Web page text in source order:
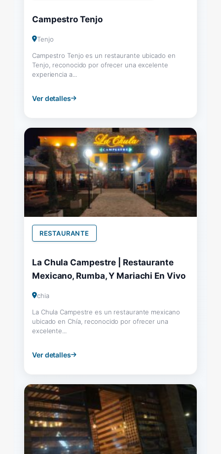
Campestro Tenjo
Tenjo
Campestro Tenjo es un restaurante ubicado en
Tenjo, reconocido por ofrecer una excelente
experiencia a...
Ver detalles
RESTAURANTE
La Chula Campestre | Restaurante
Mexicano, Rumba, Y Mariachi En Vivo
chia
La Chula Campestre es un restaurante mexicano
ubicado en Chía, reconocido por ofrecer una
excelente...
Ver detalles